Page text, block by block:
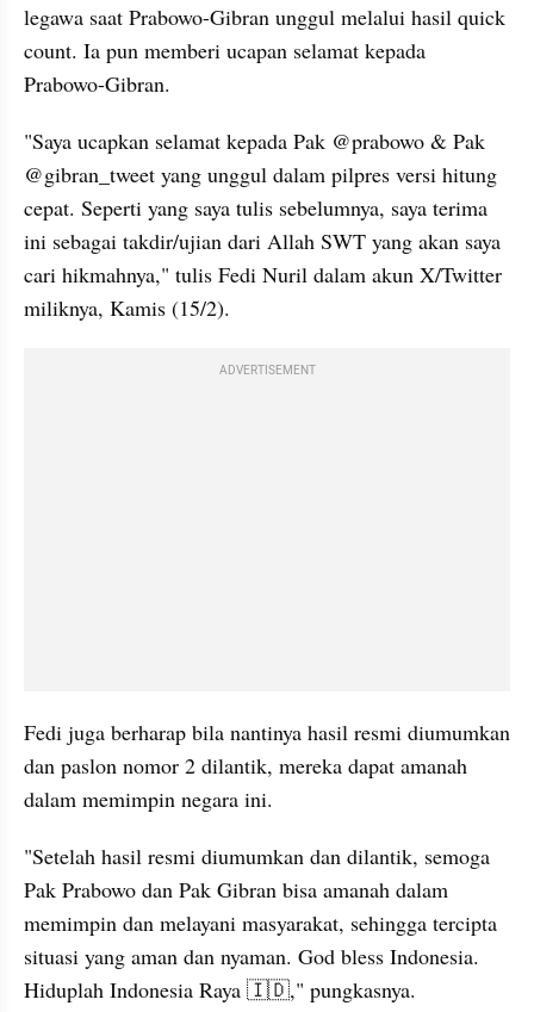
legawa saat Prabowo-Gibran unggul melalui hasil quick
count. Ia pun memberi ucapan selamat kepada
Prabowo-Gibran.
"Saya ucapkan selamat kepada Pak @prabowo & Pak
@gibran_tweet yang unggul dalam pilpres versi hitung
cepat. Seperti yang saya tulis sebelumnya, saya terima
ini sebagai takdir/ujian dari Allah SWT yang akan saya
cari hikmahnya," tulis Fedi Nuril dalam akun X/Twitter
miliknya, Kamis (15/2).
ADVERTISEMENT
Fedi juga berharap bila nantinya hasil resmi diumumkan
dan paslon nomor 2 dilantik, mereka dapat amanah
dalam memimpin negara ini.
"Setelah hasil resmi diumumkan dan dilantik, semoga
Pak Prabowo dan Pak Gibran bisa amanah dalam
memimpin dan melayani masyarakat, sehingga tercipta
situasi yang aman dan nyaman. God bless Indonesia.
Hiduplah Indonesia Raya 🇮🇩," pungkasnya.